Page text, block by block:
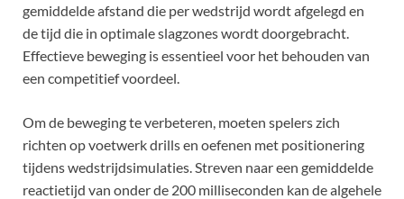
gemiddelde afstand die per wedstrijd wordt afgelegd en
de tijd die in optimale slagzones wordt doorgebracht.
Effectieve beweging is essentieel voor het behouden van
een competitief voordeel.
Om de beweging te verbeteren, moeten spelers zich
richten op voetwerk drills en oefenen met positionering
tijdens wedstrijdsimulaties. Streven naar een gemiddelde
reactietijd van onder de 200 milliseconden kan de algehele